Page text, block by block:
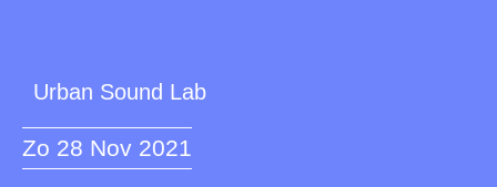
Urban Sound Lab
Zo 28 Nov 2021